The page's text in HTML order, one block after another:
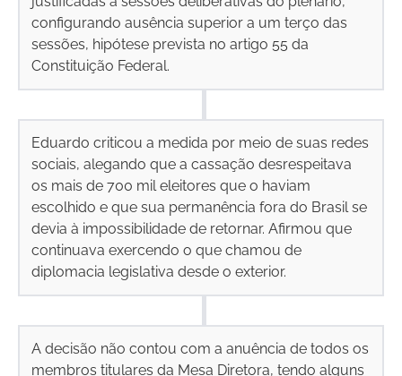
configurando ausência superior a um terço das
sessões, hipótese prevista no artigo 55 da
Constituição Federal.
Eduardo criticou a medida por meio de suas redes
sociais, alegando que a cassação desrespeitava
os mais de 700 mil eleitores que o haviam
escolhido e que sua permanência fora do Brasil se
devia à impossibilidade de retornar. Afirmou que
continuava exercendo o que chamou de
diplomacia legislativa desde o exterior.
A decisão não contou com a anuência de todos os
membros titulares da Mesa Diretora, tendo alguns